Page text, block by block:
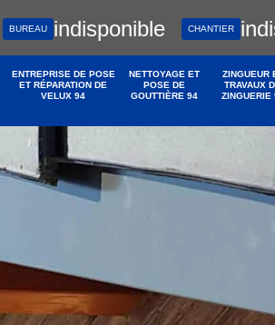
BUREAU indisponible CHANTIER
ENTREPRISE DE POSE
ET RÉPARATION DE
VELUX 94
NETTOYAGE ET
POSE DE
GOUTTIÈRE 94
ZINGUEUR
TRAVAUX
ZINGUERIE